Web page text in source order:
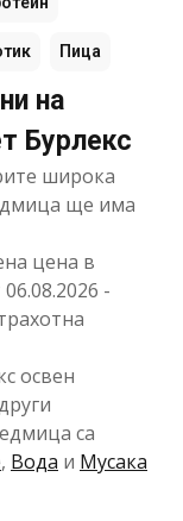
Пица
на
Бурлекс
широка
ще има
цена в
-
освен
са
, Вода и Мусака